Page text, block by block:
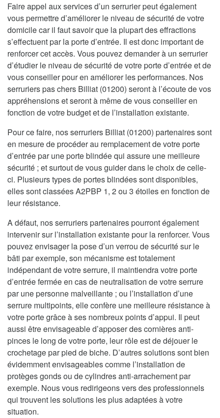
Faire appel aux services d’un serrurier peut également
vous permettre d’améliorer le niveau de sécurité de votre
domicile car il faut savoir que la plupart des effractions
s’effectuent par la porte d’entrée. Il est donc important de
renforcer cet accès. Vous pouvez demander à un serrurier
d’étudier le niveau de sécurité de votre porte d’entrée et de
vous conseiller pour en améliorer les performances. Nos
serruriers pas chers Billiat (01200) seront à l’écoute de vos
appréhensions et seront à même de vous conseiller en
fonction de votre budget et de l’installation existante.
Pour ce faire, nos serruriers Billiat (01200) partenaires sont
en mesure de procéder au remplacement de votre porte
d’entrée par une porte blindée qui assure une meilleure
sécurité ; et surtout de vous guider dans le choix de celle-
ci. Plusieurs types de portes blindées sont disponibles,
elles sont classées A2PBP 1, 2 ou 3 étoiles en fonction de
leur résistance.
A défaut, nos serruriers partenaires pourront également
intervenir sur l’installation existante pour la renforcer. Vous
pouvez envisager la pose d’un verrou de sécurité sur le
bâti par exemple, son mécanisme est totalement
indépendant de votre serrure, il maintiendra votre porte
d’entrée fermée en cas de neutralisation de votre serrure
par une personne malveillante ; ou l’installation d’une
serrure multipoints, elle confère une meilleure résistance à
votre porte grâce à ses nombreux points d’appui. Il peut
aussi être envisageable d’apposer des cornières anti-
pinces le long de votre porte, leur rôle est de déjouer le
crochetage par pied de biche. D’autres solutions sont bien
évidemment envisageables comme l’installation de
protèges gonds ou de cylindres anti-arrachement par
exemple. Nous vous redirigeons vers des professionnels
qui trouvent les solutions les plus adaptées à votre
situation.